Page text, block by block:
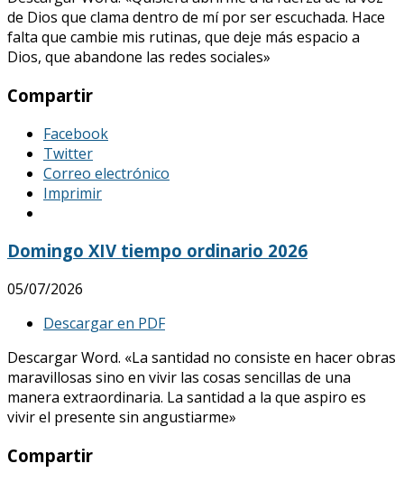
de Dios que clama dentro de mí por ser escuchada. Hace
falta que cambie mis rutinas, que deje más espacio a
Dios, que abandone las redes sociales»
Compartir
Facebook
Twitter
Correo electrónico
Imprimir
Domingo XIV tiempo ordinario 2026
05/07/2026
Descargar en PDF
Descargar Word. «La santidad no consiste en hacer obras
maravillosas sino en vivir las cosas sencillas de una
manera extraordinaria. La santidad a la que aspiro es
vivir el presente sin angustiarme»
Compartir